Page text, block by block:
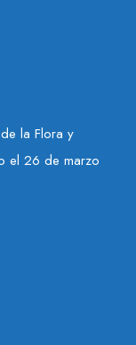
la Flora y
el 26 de marzo